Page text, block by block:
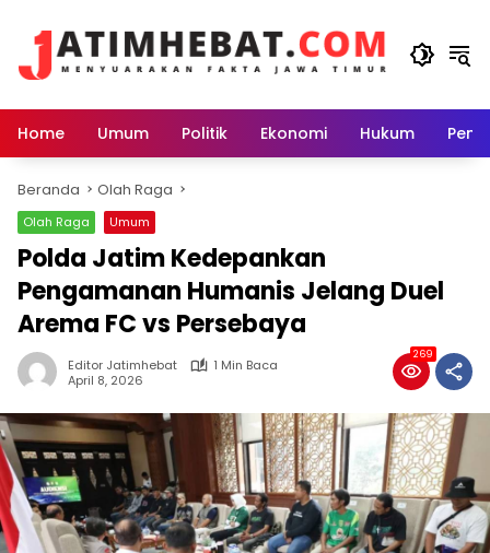
Home Umum Politik Ekonomi Hukum
Beranda Olah Raga
Olah Raga Umum
Polda Jatim Kedepankan
Pengamanan Humanis Jelang Duel
Arema FC vs Persebaya
Editor Jatimhebat
1 Min Baca
April 8, 2026
269